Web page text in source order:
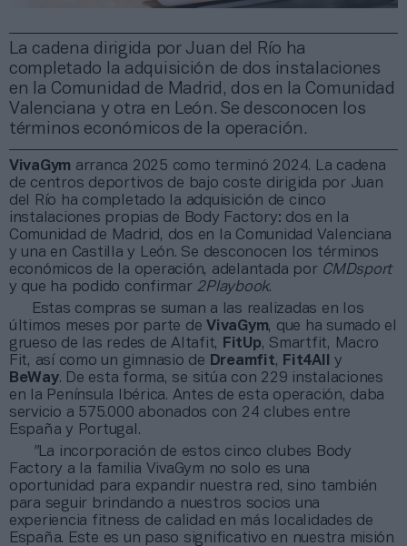
La cadena dirigida por Juan del Río ha
completado la adquisición de dos instalaciones
en la Comunidad de Madrid, dos en la Comunidad
Valenciana y otra en León. Se desconocen los
términos económicos de la operación.
VivaGym arranca 2025 como terminó 2024. La cadena
de centros deportivos de bajo coste dirigida por Juan
del Río ha completado la adquisición de cinco
instalaciones propias de Body Factory: dos en la
Comunidad de Madrid, dos en la Comunidad Valenciana
y una en Castilla y León. Se desconocen los términos
económicos de la operación, adelantada por CMDsport
y que ha podido confirmar 2Playbook.
Estas compras se suman a las realizadas en los
últimos meses por parte de VivaGym, que ha sumado el
grueso de las redes de Altafit,
FitUp, Smartfit, Macro
Fit, así como un gimnasio de Dreamfit, Fit4All
y
BeWay. De esta forma, se sitúa con 229 instalaciones
en la Península Ibérica. Antes de esta operación, daba
servicio a 575.000 abonados con 24 clubes entre
España y Portugal.
"La incorporación de estos cinco clubes Body
Factory a la familia VivaGym no solo es una
oportunidad para expandir nuestra red, sino también
para seguir brindando a nuestros socios una
experiencia fitness de calidad en más localidades de
España. Este es un paso significativo en nuestra misión